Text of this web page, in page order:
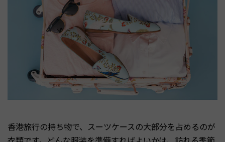
香港旅行の持ち物で、スーツケースの大部分を占めるのが